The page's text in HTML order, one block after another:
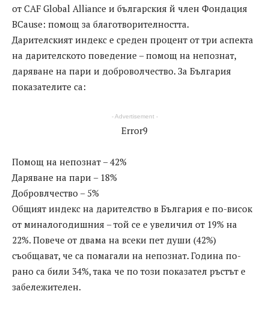
от CAF Global Alliance и българския й член Фондация
BCause: помощ за благотворителността.
Дарителският индекс е среден процент от три аспекта
на дарителското поведение – помощ на непознат,
даряване на пари и доброволчество. За България
показателите са:
- Advertisement -
Error9
Помощ на непознат – 42%
Даряване на пари – 18%
Добровлчество – 5%
Общият индекс на дарителство в България е по-висок
от миналогодишния – той се е увеличил от 19% на
22%. Повече от двама на всеки пет души (42%)
съобщават, че са помагали на непознат. Година по-
рано са били 34%, така че по този показател ръстът е
забележителен.